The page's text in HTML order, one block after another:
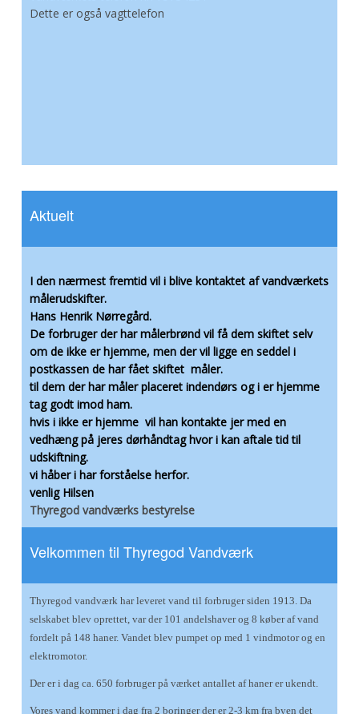
Dette er også vagttelefon
Aktuelt
I den nærmest fremtid vil i blive kontaktet af vandværkets
målerudskifter.
Hans Henrik Nørregård.
De forbruger der har målerbrønd vil få dem skiftet selv
om de ikke er hjemme, men der vil ligge en seddel i
postkassen de har fået skiftet måler.
til dem der har måler placeret indendørs og i er hjemme
tag godt imod ham.
hvis i ikke er hjemme vil han kontakte jer med en
vedhæng på jeres dørhåndtag hvor i kan aftale tid til
udskiftning.
vi håber i har forståelse herfor.
venlig Hilsen
Thyregod vandværks bestyrelse
Velkommen til Thyregod Vandværk
Thyregod vandværk har leveret vand til forbruger siden 1913. Da
selskabet blev oprettet, var der 101 andelshaver og 8 køber af vand
fordelt på 148 haner. Vandet blev pumpet op med 1 vindmotor og en
elektromotor.
Der er i dag ca. 650 forbruger på værket antallet af haner er ukendt.
Vores vand kommer i dag fra 2 boringer der er 2-3 km fra byen det